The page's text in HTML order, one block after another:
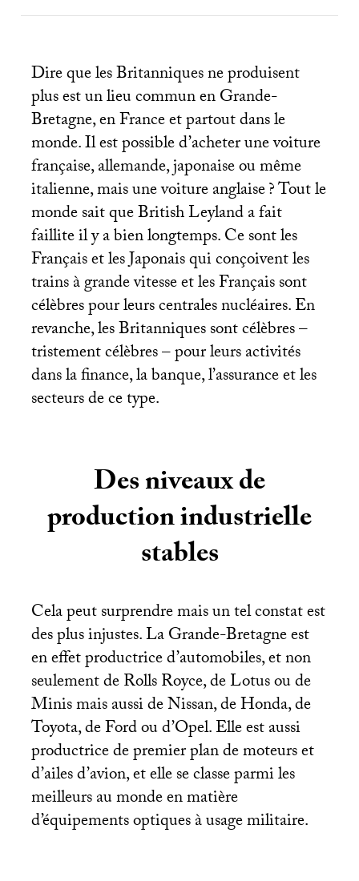
Dire que les Britanniques ne produisent
plus est un lieu commun en Grande-
Bretagne, en France et partout dans le
monde. Il est possible d’acheter une voiture
française, allemande, japonaise ou même
italienne, mais une voiture anglaise? Tout le
monde sait que British Leyland a fait
faillite il y a bien longtemps. Ce sont les
Français et les Japonais qui conçoivent les
trains à grande vitesse et les Français sont
célèbres pour leurs centrales nucléaires. En
revanche, les Britanniques sont célèbres –
tristement célèbres – pour leurs activités
dans la finance, la banque, l’assurance et les
secteurs de ce type.
Des niveaux de
production industrielle
stables
Cela peut surprendre mais un tel constat est
des plus injustes. La Grande-Bretagne est
en effet productrice d’automobiles, et non
seulement de Rolls Royce, de Lotus ou de
Minis mais aussi de Nissan, de Honda, de
Toyota, de Ford ou d’Opel. Elle est aussi
productrice de premier plan de moteurs et
d’ailes d’avion, et elle se classe parmi les
meilleurs au monde en matière
d’équipements optiques à usage militaire.